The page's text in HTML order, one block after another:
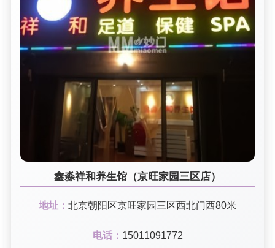
鑫淼祥和养生馆（京旺家园三区店）
地址： 北京朝阳区京旺家园三区西北门西80米
电话： 15011091772